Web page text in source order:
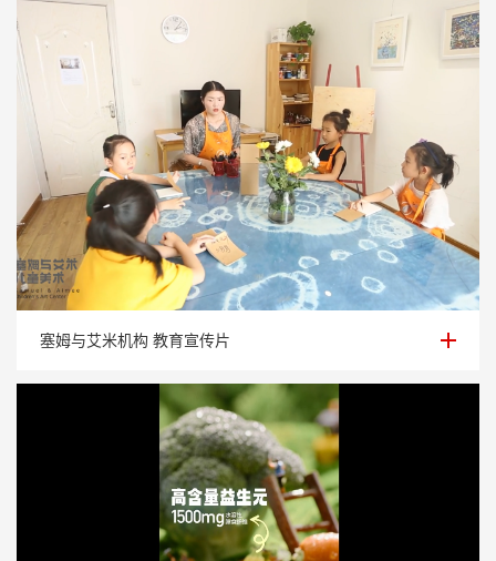
塞姆与艾米机构 教育宣传片
塞姆与艾米机构 教育宣传片